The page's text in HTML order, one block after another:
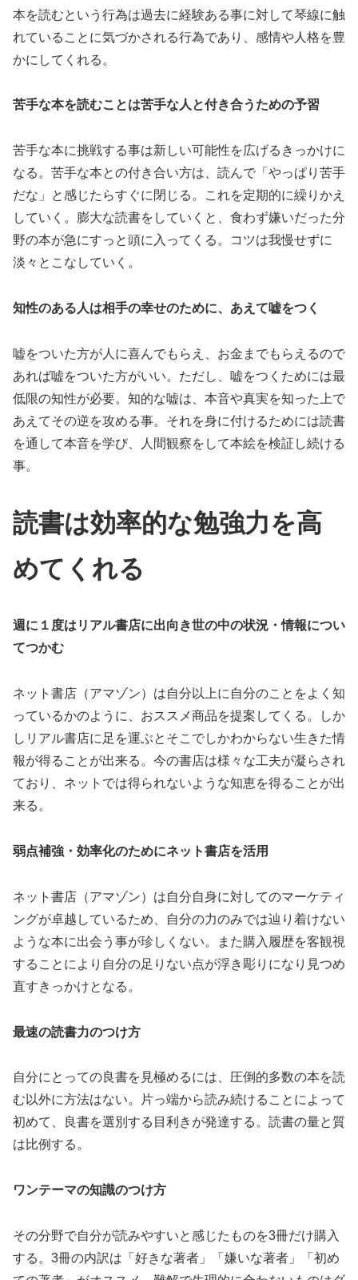
本を読むという行為は過去に経験ある事に対して琴線に触
れていることに気づかされる行為であり、感情や人格を豊
かにしてくれる。
苦手な本を読むことは苦手な人と付き合うための予習
苦手な本に挑戦する事は新しい可能性を広げるきっかけに
なる。苦手な本との付き合い方は、読んで「やっぱり苦手
だな」と感じたらすぐに閉じる。これを定期的に繰りかえ
していく。膨大な読書をしていくと、食わず嫌いだった分
野の本が急にすっと頭に入ってくる。コツは我慢せずに
淡々とこなしていく。
知性のある人は相手の幸せのために、あえて嘘をつく
嘘をついた方が人に喜んでもらえ、お金までもらえるので
あれば嘘をついた方がいい。ただし、嘘をつくためには最
低限の知性が必要。知的な嘘は、本音や真実を知った上で
あえてその逆を攻める事。それを身に付けるためには読書
を通して本音を学び、人間観察をして本絵を検証し続ける
事。
読書は効率的な勉強力を高
めてくれる
週に１度はリアル書店に出向き世の中の状況・情報につい
てつかむ
ネット書店（アマゾン）は自分以上に自分のことをよく知
っているかのように、おススメ商品を提案してくる。しか
しリアル書店に足を運ぶとそこでしかわからない生きた情
報が得ることが出来る。今の書店は様々な工夫が凝らされ
ており、ネットでは得られないような知恵を得ることが出
来る。
弱点補強・効率化のためにネット書店を活用
ネット書店（アマゾン）は自分自身に対してのマーケティ
ングが卓越しているため、自分の力のみでは辿り着けない
ような本に出会う事が珍しくない。また購入履歴を客観視
することにより自分の足りない点が浮き彫りになり見つめ
直すきっかけとなる。
最速の読書力のつけ方
自分にとっての良書を見極めるには、圧倒的多数の本を読
む以外に方法はない。片っ端から読み続けることによって
初めて、良書を選別する目利きが発達する。読書の量と質
は比例する。
ワンテーマの知識のつけ方
その分野で自分が読みやすいと感じたものを3冊だけ購入
する。3冊の内訳は「好きな著者」「嫌いな著者」「初め